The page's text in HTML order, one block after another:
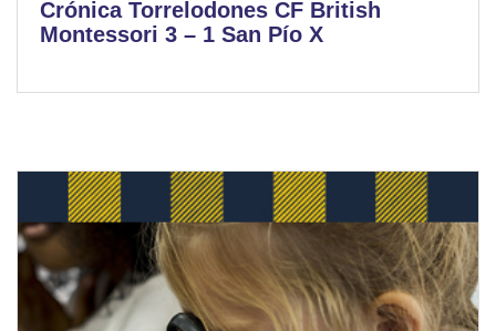
Crónica Torrelodones CF British
Montessori 3 – 1 San Pío X